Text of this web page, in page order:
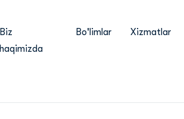
Biz
haqimizda
Bo'limlar Xizmatlar